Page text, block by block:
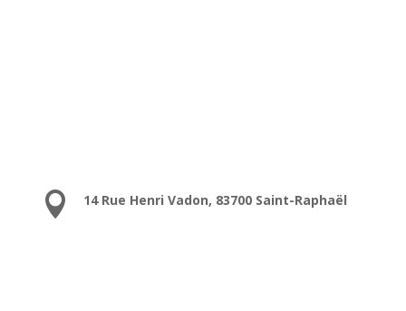
 14 Rue Henri Vadon, 83700 Saint-Raphaël